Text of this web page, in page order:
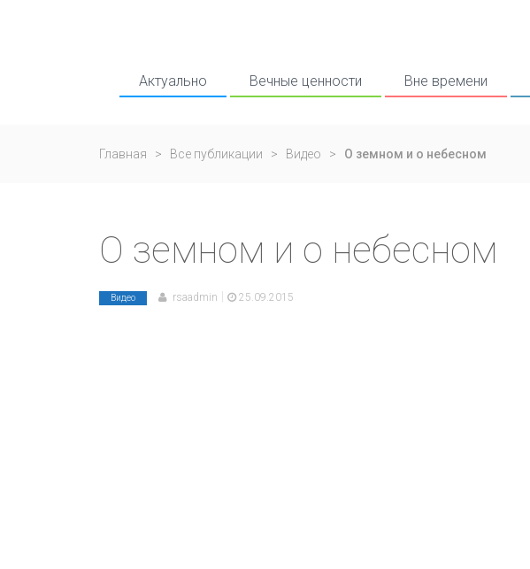
Актуально Вечные ценности Вне времени
Главная > Все публикации > Видео > О земном и о небесном
О земном и о небесном
Видео rsaadmin 25.09.2015